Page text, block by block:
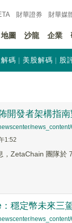
財華證券 財華媒
地圖 沙龍 企業
碼 美股解碼 股
開發者架構指
1:52
，ZetaChain 團隊於
：穩定幣未來